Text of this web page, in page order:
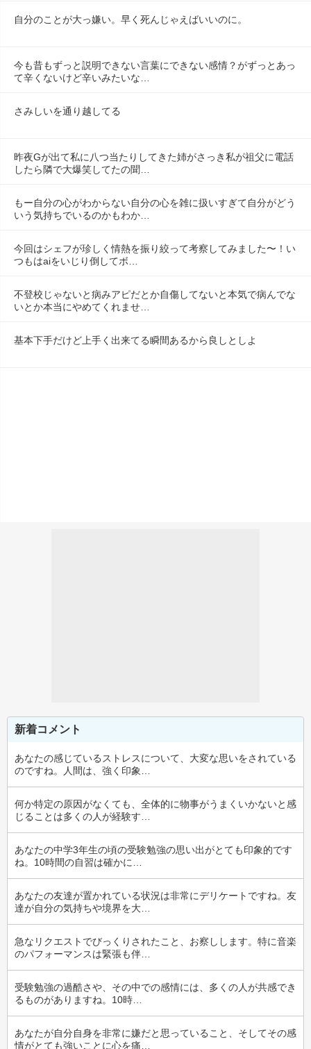
自分のことが大っ嫌い。早く死んじゃえばいいのに。
今も昔もずっと説明できない言葉にできない感情？がずっとあっ
て辛くないけど辛いみたいな…
さみしいを通り越してる
昨夜Gが出て私に八つ当たりしてきた姉がさっき私が祖父に電話
したら隣で大爆笑してたの聞…
もー自分の心がわからない自分の心を雑に扱いすぎて自分がどう
いう気持ちでいるのかもわか…
今回はシェフが珍しく情熱を振り絞って考察してみました〜！い
つもはaiをいじり倒してボ…
不登校じゃないと病みアピだとか自傷してないと本気で病んでな
いとか本当にやめてくれませ…
基本下手だけど上手く出来てる瞬間あるから良しとしよ
新着コメント
あなたの感じているストレスについて、大変な思いをされている
のですね。人間は、強く印象…
何か特定の原因がなくても、全体的に物事がうまくいかないと感
じることは多くの人が経験す…
あなたの中学3年生の頃の受験勉強の思い出がとても印象的です
ね。10時間の自習は確かに…
あなたの友達が置かれている状況は非常にデリケートですね。友
達が自分の気持ちや境界を大…
急なリクエストでびっくりされたこと、お察しします。特に音楽
のパフォーマンスは緊張も伴…
受験勉強の過酷さや、その中での感情には、多くの人が共感でき
るものがありますね。10時…
あなたが自分自身を非常に嫌だと思っていること、そしてその感
情がとても強いことに心を痛…